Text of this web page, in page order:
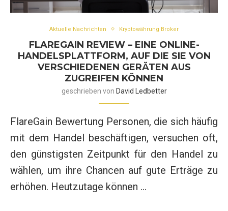
Aktuelle Nachrichten Kryptowährung Broker
FLAREGAIN REVIEW – EINE ONLINE-
HANDELSPLATTFORM, AUF DIE SIE VON
VERSCHIEDENEN GERÄTEN AUS
ZUGREIFEN KÖNNEN
geschrieben von David Ledbetter
FlareGain Bewertung Personen, die sich häufig
mit dem Handel beschäftigen, versuchen oft,
den günstigsten Zeitpunkt für den Handel zu
wählen, um ihre Chancen auf gute Erträge zu
erhöhen. Heutzutage können …